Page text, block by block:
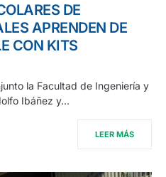
DE
APRENDEN DE
CON KITS
la Facultad de Ingeniería y
Ibáñez y…
LEER MÁS